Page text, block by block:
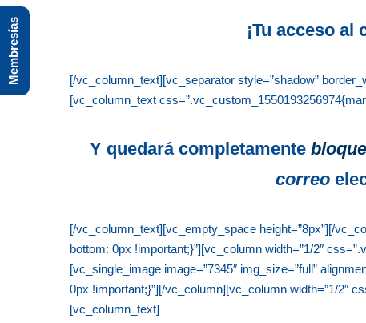
¡Tu acceso al
[/vc_column_text][vc_separator style=”shadow”
[vc_column_text
Y quedará completamente
correo
[/vc_column_text][vc_empty_space height=”8px”][/
bottom: 0px !important;}”][vc_column width=”1/2″
[vc_single_image image=”7345″ img_size=”full”
0px !important;}”][/vc_column][vc_column width=”1/2″
[vc_column_text]
Membresías